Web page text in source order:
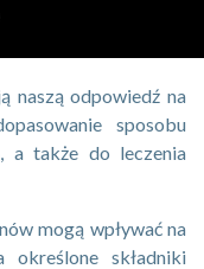
naszą odpowiedź na
sposobu
a także do leczenia
mogą wpływać na
określone składniki